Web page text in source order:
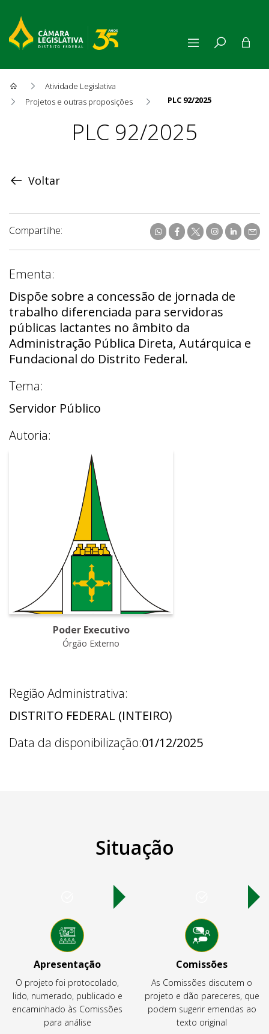
Atividade Legislativa
Projetos e outras proposições
PLC 92/2025
ProposiçãoPLC 92/2025
Voltar
Compartilhe:
Ementa:
Dispõe sobre a concessão de jornada de
trabalho diferenciada para servidoras
públicas lactantes no âmbito da
Administração Pública Direta, Autárquica e
Fundacional do Distrito Federal.
Tema:
Servidor Público
Autoria:
Poder Executivo
Órgão Externo
Região Administrativa:
DISTRITO FEDERAL (INTEIRO)
Data da disponibilização:01/12/2025
Situação
Apresentação
O projeto foi protocolado,
lido, numerado, publicado e
encaminhado às Comissões
para análise
Comissões
As Comissões discutem o
projeto e dão pareceres, que
podem sugerir emendas ao
texto original